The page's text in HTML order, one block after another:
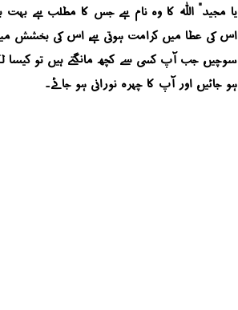
“یا مجید” اللہ کا وہ نام ہے جس کا مطلب ہے “بہت
اس کی عطا میں کرامت ہوتی ہے، اس کی بخشش
سوچیں، جب آپ کسی سے کچھ مانگتے ہیں تو کیسا
ہو جائیں، اور آپ کا چہرہ نورانی ہو جائے۔